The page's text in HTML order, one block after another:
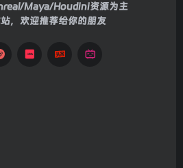
Maya/Houdini资源为主
，欢迎推荐给你的朋友